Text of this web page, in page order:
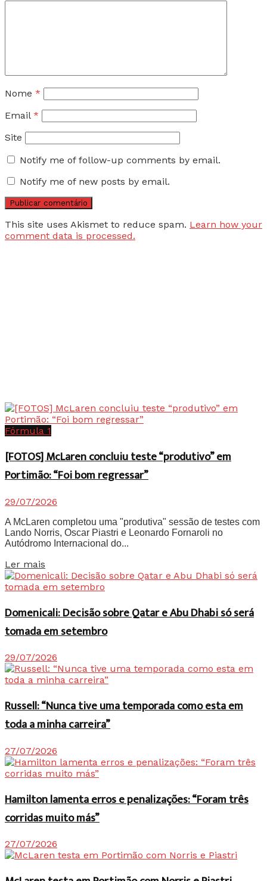
Nome *
Email *
Site
Notify me of follow-up comments by email.
Notify me of new posts by email.
This site uses Akismet to reduce spam. Learn how your
comment data is processed.
Fórmula 1
[FOTOS] McLaren concluiu teste “produtivo” em
Portimão: “Foi bom regressar”
29/07/2026
A McLaren completou uma "produtiva" sessão de testes com
Lando Norris, Oscar Piastri e Leonardo Fornaroli no
Autódromo Internacional do...
Ler mais
Domenicali: Decisão sobre Qatar e Abu Dhabi só será
tomada em setembro
29/07/2026
Russell: “Nunca tive uma temporada como esta em
toda a minha carreira”
27/07/2026
Hamilton lamenta erros e penalizações: “Foram três
corridas muito más”
27/07/2026